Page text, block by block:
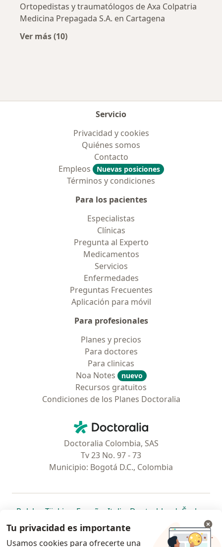
Ortopedistas y traumatólogos de Axa Colpatria
Medicina Prepagada S.A. en Cartagena
Ver más (10)
Servicio
Privacidad y cookies
Quiénes somos
Contacto
Empleos
Nuevas posiciones
Términos y condiciones
Para los pacientes
Especialistas
Clínicas
Pregunta al Experto
Medicamentos
Servicios
Enfermedades
Preguntas Frecuentes
Aplicación para móvil
Para profesionales
Planes y precios
Para doctores
Para clinicas
Noa Notes
nuevo
Recursos gratuitos
Condiciones de los Planes Doctoralia
Doctoralia - Página de inicio
Doctoralia Colombia, SAS
Tv 23 No. 97 - 73
Municipio: Bogotá D.C., Colombia
Polska se abre en una nueva pestaña
Türkiye se abre en una nueva pestaña
España se abre en una nueva pestaña
Italia se abre en una nueva
Deutschlandse abre en
Česko
Portugal
se abre en una nueva pestaña
México se abre en una nueva pestaña
Chile se abre en una nueva pestaña
Brasil se abre en una nueva
se abre en
se
se abre en una nueva
Tu privacidad es importante
Usamos cookies para ofrecerte una